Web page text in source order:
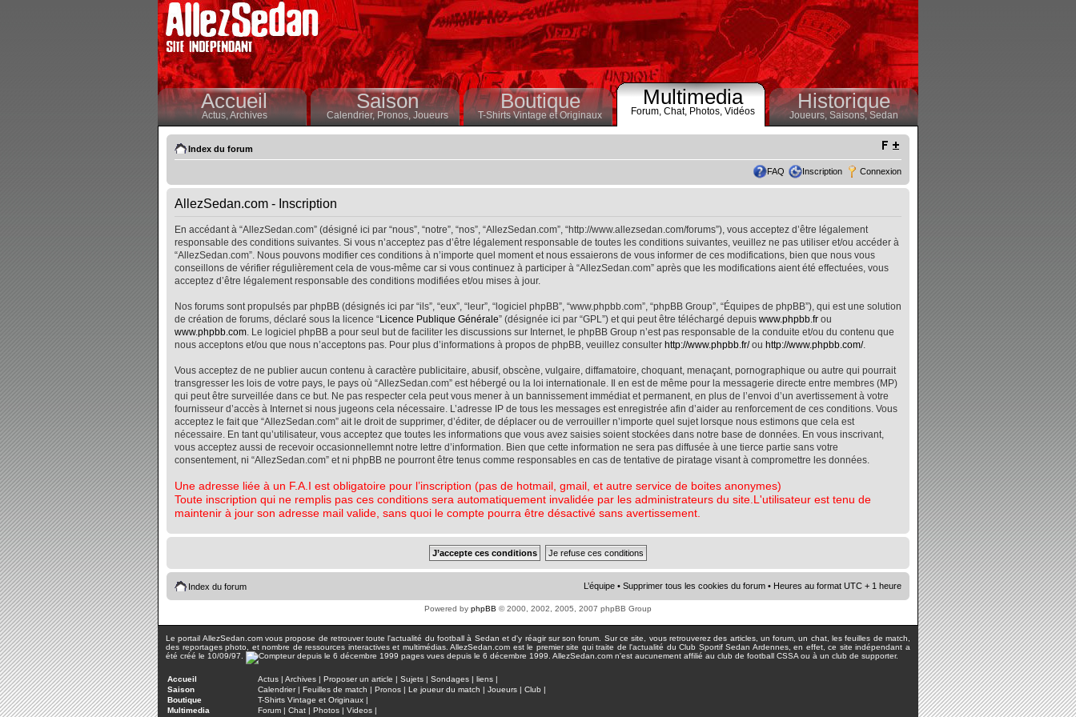
Accueil
Actus,Archives
Saison
Calendrier,Pronos, Joueurs
Boutique
T-Shirts Vintage et Originaux
Multimedia
Forum, Chat, Photos, Vidéos Historique
Joueurs, Saisons,Sedan
Index du forum
FAQ Inscription Connexion
AllezSedan.com - Inscription
En accédant à “AllezSedan.com” (désigné ici par “nous”, “notre”, “nos”, “AllezSedan.com”, “http://www.allezsedan.com/forums”), vous acceptez d’être légalement
responsable des conditions suivantes. Si vous n’acceptez pas d’être légalement responsable de toutes les conditions suivantes, veuillez ne pas utiliser et/ou accéder à
“AllezSedan.com”. Nous pouvons modifier ces conditions à n’importe quel moment et nous essaierons de vous informer de ces modifications, bien que nous vous
conseillons de vérifier régulièrement cela de vous-même car si vous continuez à participer à “AllezSedan.com” après que les modifications aient été effectuées, vous
acceptez d’être légalement responsable des conditions modifiées et/ou mises à jour.
Nos forums sont propulsés par phpBB (désignés ici par “ils”, “eux”, “leur”, “logiciel phpBB”, “www.phpbb.com”, “phpBB Group”, “Équipes de phpBB”), qui est une solution
de création de forums, déclaré sous la licence “Licence Publique Générale” (désignée ici par “GPL”) et qui peut être téléchargé depuis www.phpbb.fr ou
www.phpbb.com. Le logiciel phpBB a pour seul but de faciliter les discussions sur Internet, le phpBB Group n’est pas responsable de la conduite et/ou du contenu que
nous acceptons et/ou que nous n’acceptons pas. Pour plus d’informations à propos de phpBB, veuillez consulter http://www.phpbb.fr/ou http://www.phpbb.com/.
Vous acceptez de ne publier aucun contenu à caractère publicitaire, abusif, obscène, vulgaire, diffamatoire, choquant, menaçant, pornographique ou autre qui pourrait
transgresser les lois de votre pays, le pays où “AllezSedan.com” est hébergé ou la loi internationale. Il en est de même pour la messagerie directe entre membres (MP)
qui peut être surveillée dans ce but. Ne pas respecter cela peut vous mener à un bannissement immédiat et permanent, en plus de l’envoi d’un avertissement à votre
fournisseur d’accès à Internet si nous jugeons cela nécessaire. L’adresse IP de tous les messages est enregistrée afin d’aider au renforcement de ces conditions. Vous
acceptez le fait que “AllezSedan.com” ait le droit de supprimer, d’éditer, de déplacer ou de verrouiller n’importe quel sujet lorsque nous estimons que cela est
nécessaire. En tant qu’utilisateur, vous acceptez que toutes les informations que vous avez saisies soient stockées dans notre base de données. En vous inscrivant,
vous acceptez aussi de recevoir occasionnellemnt notre lettre d’information. Bien que cette information ne sera pas diffusée à une tierce partie sans votre
consentement, ni “AllezSedan.com” et ni phpBB ne pourront être tenus comme responsables en cas de tentative de piratage visant à compromettre les données.
Une adresse liée à un F.A.I est obligatoire pour l’inscription (pas de hotmail, gmail, et autre service de boites anonymes)
Toute inscription qui ne remplis pas ces conditions sera automatiquement invalidée par les administrateurs du site.L'utilisateur est tenu de
maintenir à jour son adresse mail valide, sans quoi le compte pourra être désactivé sans avertissement.
Index du forum L’équipe • Supprimer tous les cookies du forum • Heures au format UTC + 1 heure
Powered by phpBB © 2000, 2002, 2005, 2007 phpBB Group
Le portail AllezSedan.com vous propose de retrouver toute l'actualité du football à Sedan et d'y réagir sur son forum. Sur ce site, vous retrouverez des articles, un forum, un chat, les feuilles de match,
des reportages photo, et nombre de ressources interactives et multimédias. AllezSedan.com est le premier site qui traite de l'actualité du Club Sportif Sedan Ardennes, en effet, ce site indépendant a
été créé le 10/09/97.
pages vues depuis le 6 décembre 1999. AllezSedan.com n'est aucunement affilié au club de football CSSA ou à un club de supporter.
Accueil Actus | Archives | Proposer un article | Sujets | Sondages | liens |
Saison
Calendrier| Feuilles de match | Pronos | Le joueur du match | Joueurs | Club |
Boutique
T-Shirts Vintage et Originaux |
Multimedia
Forum | Chat | Photos | Videos |